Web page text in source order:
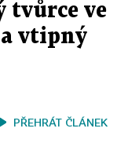
tvůrce ve
vtipný
PŘEHRÁT ČLÁNEK